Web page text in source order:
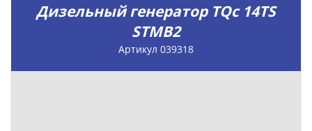
Дизельный генератор TQc 14TS
STMB2
Артикул 039318